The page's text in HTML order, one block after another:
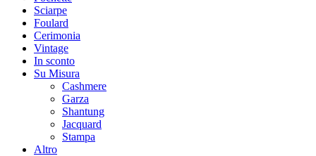
Sciarpe
Foulard
Cerimonia
Vintage
In sconto
Su Misura
Cashmere
Garza
Shantung
Jacquard
Stampa
Altro